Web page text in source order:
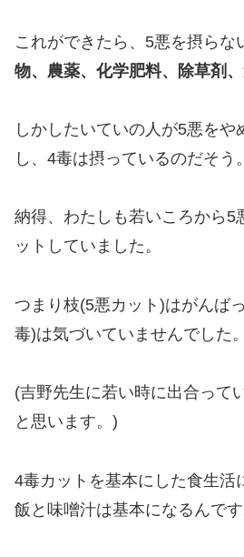
これができたら、5悪を摂らな
物、農薬、化学肥料、除草剤
しかしたいていの人が5悪をや
し、4毒は摂っているのだそう。
納得、わたしも若いころから5
ットしていました。
つまり枝(5悪カット)はがんば
毒)は気づいていませんでした。
(吉野先生に若い時に出合って
と思います。)
4毒カットを基本にした食生活
飯と味噌汁は基本になるんです